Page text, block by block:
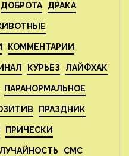
ДОБРОТА ДРАКА
КОММЕНТАРИИ
КУРЬЕЗ ЛАЙФХАК
ПАРАНОРМАЛЬНОЕ
ПРАЗДНИК
ПРИЧЕСКИ
СМС